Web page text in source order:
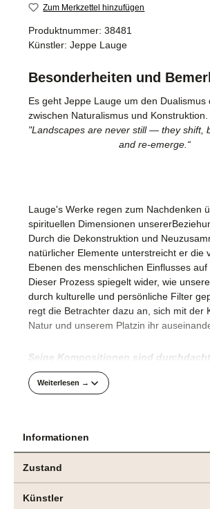
Zum Merkzettel hinzufügen
Produktnummer: 38481
Künstler: Jeppe Lauge
Besonderheiten und
Es geht Jeppe Lauge um den Dualismus
zwischen Naturalismus und Konstruktion.
"Landscapes are never still — they shift,
and re-emerge.“
Lauge's Werke regen zum Nachdenken
spirituellen Dimensionen
Durch die Dekonstruktion und
natürlicher Elemente unterstreicht er die
Ebenen des menschlichen Einflusses auf
Dieser Prozess spiegelt wider, wie
durch kulturelle und persönliche Filter
regt die Betrachter dazu an, sich mit der
Natur und unserem Platzin ihr
Seine Kompositionen sind
umgesetzt.
bringt, vergegenwärtigt die akribische
Das hier angebotene Gemälde und
sind aktuell in der Ausstellung
Weiterlesen →
Informationen
Zustand
Künstler